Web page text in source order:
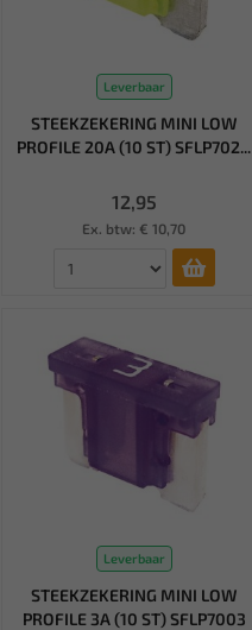
Leverbaar
STEEKZEKERING MINI LOW
PROFILE 20A (10 ST) SFLP702...
12,95
Ex. btw: € 10,70
Leverbaar
STEEKZEKERING MINI LOW
PROFILE 3A (10 ST) SFLP7003